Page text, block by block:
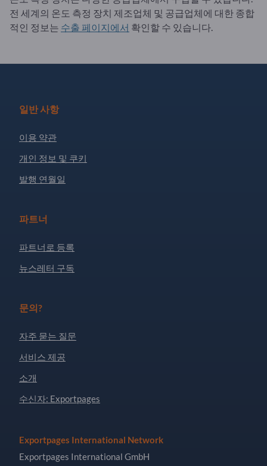
전 세계의 온도 측정 장치 제조업체 및 공급업체에 대한 종합
적인 정보는 수출 페이지에서 확인할 수 있습니다.
일반 사항
이용 약관
개인 정보 및 쿠키
발행 연월일
파트너
파트너로 등록
뉴스레터 구독
문의?
자주 묻는 질문
서비스 제공
소개
수신자: Exportpages
Exportpages International Network
Exportpages International GmbH